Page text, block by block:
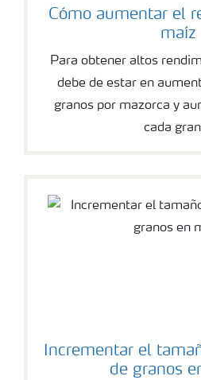
Cómo aumentar el
maíz
Para obtener altos
debe de estar en
granos por mazorca y
cada
Incrementar el
de granos